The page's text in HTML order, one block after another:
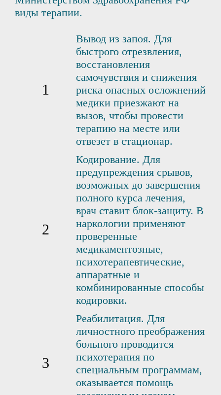
виды терапии.
Вывод из запоя. Для
быстрого отрезвления,
восстановления
самочувствия и снижения
риска опасных осложнений
медики приезжают на
вызов, чтобы провести
терапию на месте или
отвезет в стационар.
Кодирование. Для
предупреждения срывов,
возможных до завершения
полного курса лечения,
врач ставит блок-защиту. В
наркологии применяют
проверенные
медикаментозные,
психотерапевтические,
аппаратные и
комбинированные способы
кодировки.
Реабилитация. Для
личностного преображения
больного проводится
психотерапия по
специальным программам,
оказывается помощь